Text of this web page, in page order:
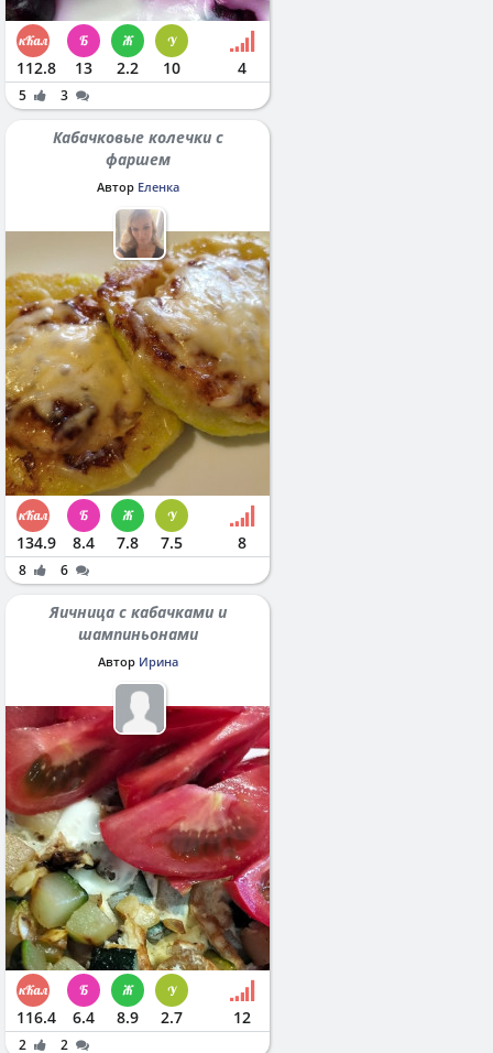
112.8 13 2.2 10 4
5 3
Кабачковые колечки с
фаршем
Автор Еленка
134.9 8.4 7.8 7.5 8
8 6
Яичница с кабачками и
шампиньонами
Автор Ирина
116.4 6.4 8.9 2.7 12
2
2